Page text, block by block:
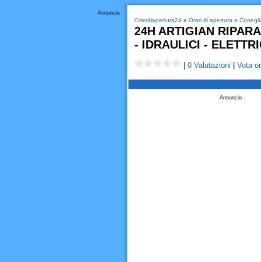
Annuncio
Oraridiapertura24» Orari di apertura a
24H ARTIGIAN
- IDRAULICI -
0 Valutazioni Vota
Annuncio